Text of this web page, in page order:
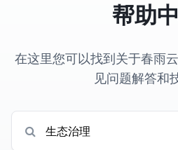
帮助
在这里您可以找到关于春雨
见问题解答和